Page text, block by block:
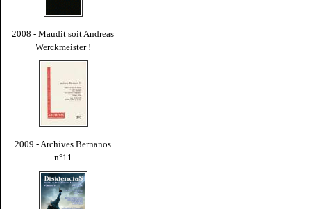
2008 - Maudit soit Andreas
Werckmeister !
2009 - Archives Bernanos
n°11